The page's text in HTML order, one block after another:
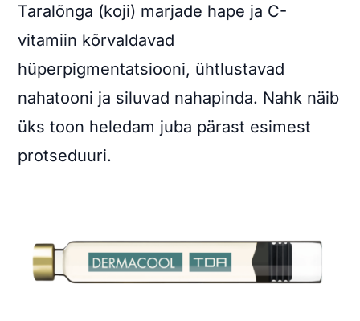
Taralõnga (koji) marjade hape ja C-
vitamiin kõrvaldavad
hüperpigmentatsiooni, ühtlustavad
nahatooni ja siluvad nahapinda. Nahk näib
üks toon heledam juba pärast esimest
protseduuri.